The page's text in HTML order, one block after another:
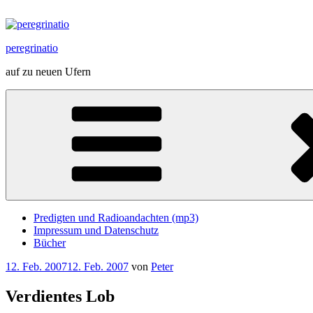
Inhalt
peregrinatio
auf zu neuen Ufern
Predigten und Radioandachten (mp3)
Impressum und Datenschutz
Bücher
Veröffentlicht
12. Feb. 200712. Feb. 2007 von Peter
Verdientes Lob